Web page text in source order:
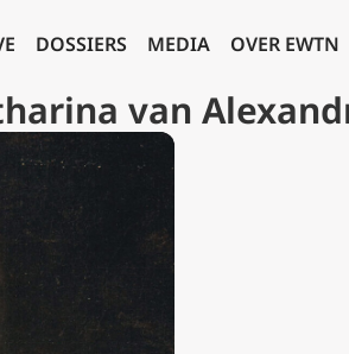
DOSSIERS MEDIA OVER EWTN
van